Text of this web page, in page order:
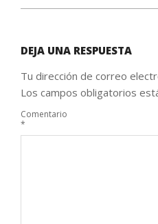
DEJA UNA RESPUESTA
Tu dirección de correo
Los campos obligatorios
Comentario
*